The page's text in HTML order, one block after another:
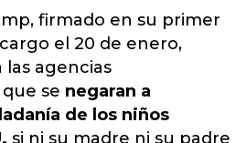
firmado en su primer
el 20 de enero,
las agencias
se negaran a
de los niños
si ni su madre ni su padre